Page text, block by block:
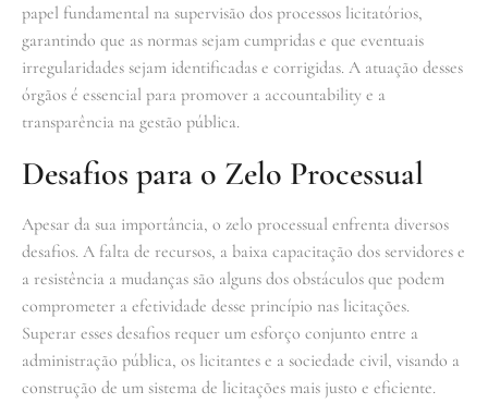
papel fundamental na supervisão dos processos licitatórios,
garantindo que as normas sejam cumpridas e que eventuais
irregularidades sejam identificadas e corrigidas. A atuação desses
órgãos é essencial para promover a accountability e a
transparência na gestão pública.
Desafios para o Zelo Processual
Apesar da sua importância, o zelo processual enfrenta diversos
desafios. A falta de recursos, a baixa capacitação dos servidores e
a resistência a mudanças são alguns dos obstáculos que podem
comprometer a efetividade desse princípio nas licitações.
Superar esses desafios requer um esforço conjunto entre a
administração pública, os licitantes e a sociedade civil, visando a
construção de um sistema de licitações mais justo e eficiente.